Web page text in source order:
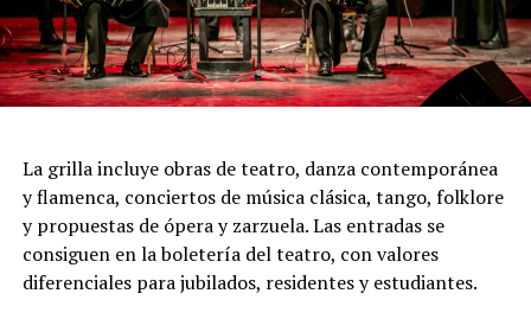
"Queremos que quienes todavía no conocen Tango
Furia descubran por qué el tango puede emocionar a
todas las generaciones. Y que quienes ya vivieron una de
nuestras funciones tengan ganas de volver, porque cada
función hay meses de ensayo y un enorme trabajo en
equipo para emocionar y sorprender al
público", expresa Emmanuel Marín.
La grilla incluye obras de teatro, danza contemporánea
y flamenca, conciertos de música clásica, tango, folklore
y propuestas de ópera y zarzuela. Las entradas se
consiguen en la boletería del teatro, con valores
diferenciales para jubilados, residentes y estudiantes.